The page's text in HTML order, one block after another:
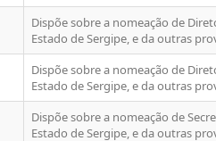
Dispõe sobre a nomeação de
Estado de Sergipe, e da outras
Dispõe sobre a nomeação de
Estado de Sergipe, e da outras
Dispõe sobre a nomeação de
Estado de Sergipe, e da outras